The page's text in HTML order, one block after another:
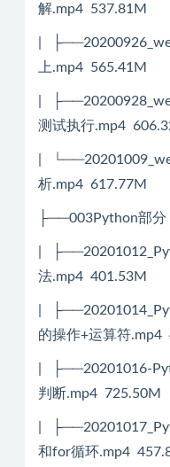
解.mp4 537.81M
|
上.mp4 565.41M
|
测试执行.mp4
|
析.mp4 617.77M
├──003Python部分
|
法.mp4 401.53M
|
的操作+运算符.mp4
| ├──20201016-
判断.mp4 725.50M
|
和for循环.mp4